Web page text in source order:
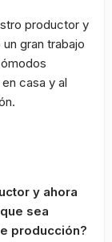
productor y
gran trabajo
casa y al
y ahora
sea
producción?